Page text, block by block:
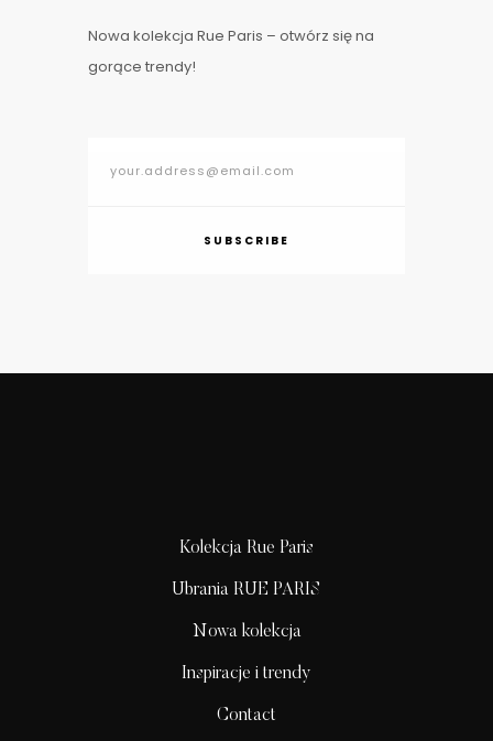
Nowa kolekcja Rue Paris – otwórz się na
gorące trendy!
SUBSCRIBE
Kolekcja Rue Paris
Ubrania RUE PARIS
Nowa kolekcja
Inspiracje i trendy
Contact